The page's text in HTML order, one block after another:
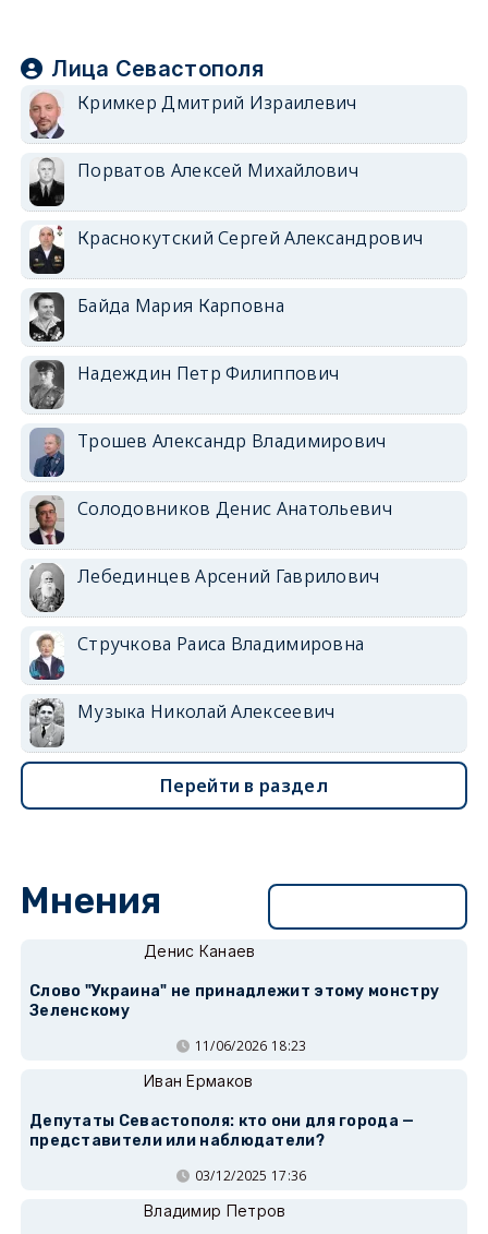
Лица Севастополя
Кримкер Дмитрий Израилевич
Порватов Алексей Михайлович
Краснокутский Сергей Александрович
Байда Мария Карповна
Надеждин Петр Филиппович
Трошев Александр Владимирович
Солодовников Денис Анатольевич
Лебединцев Арсений Гаврилович
Стручкова Раиса Владимировна
Музыка Николай Алексеевич
Перейти в раздел
Мнения
Денис Канаев
Слово "Украина" не принадлежит этому монстру
Зеленскому
11/06/2026 18:23
Иван Ермаков
Депутаты Севастополя: кто они для города —
представители или наблюдатели?
03/12/2025 17:36
Владимир Петров